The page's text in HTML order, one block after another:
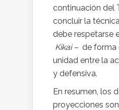
continuación del
concluir la
debe respetarse
Kikai –de forma
unidad entre la
y defensiva.
En resumen, los
proyecciones